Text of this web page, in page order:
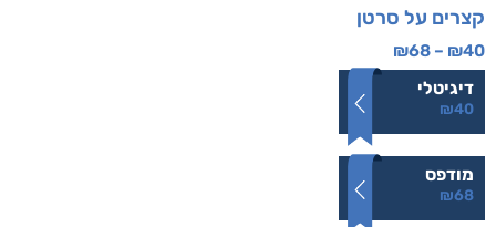
קצרים על סרטן
₪40
–
₪68
דיגיטלי
₪40
מודפס
₪68